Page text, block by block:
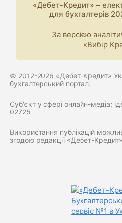
«Дебет-Кредит» –
для бухгалтерів
За версією
«Вибір
© 2012-2026 «Дебет-Кредит»
бухгалтерський портал.
Суб'єкт у сфері онлайн-медіа;
02725
Використання публікацій
згодою редакції «Дебет-Кредит»